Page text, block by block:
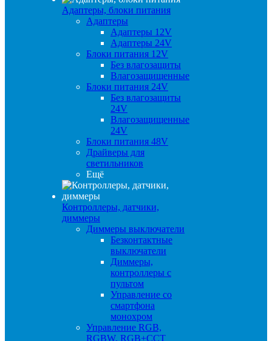
Адаптеры, блоки питания
Адаптеры
Адаптеры 12V
Адаптеры 24V
Блоки питания 12V
Без влагозащиты
Влагозащищенные
Блоки питания 24V
Без влагозащиты
24V
Влагозащищенные
24V
Блоки питания 48V
Драйверы для
светильников
Ещё
Контроллеры, датчики,
диммеры
Диммеры выключатели
Безконтактные
выключатели
Диммеры,
контроллеры с
пультом
Управление со
смартфона
монохром
Управление RGB,
RGBW, RGB+CCT